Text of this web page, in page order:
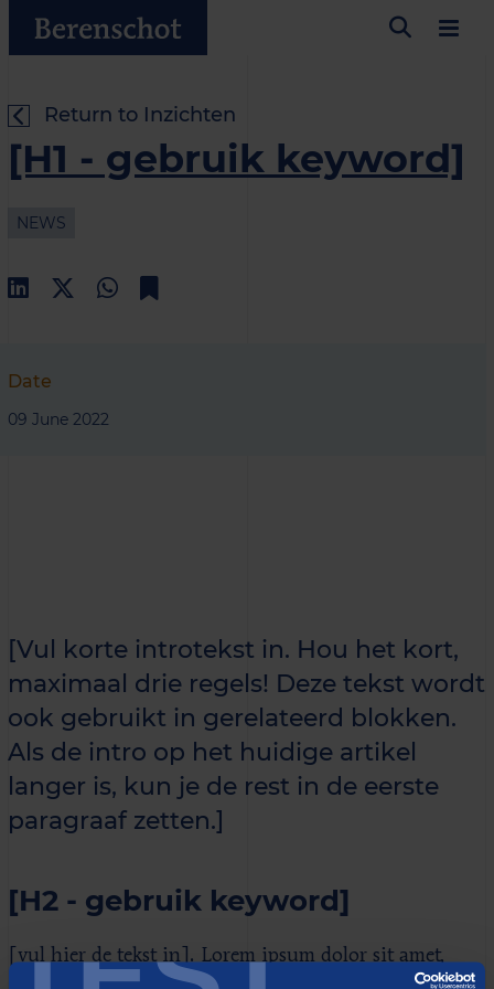
Return to Inzichten
[H1 - gebruik keyword]
NEWS
Date
09 June 2022
[Vul korte introtekst in. Hou het kort,
maximaal drie regels! Deze tekst wordt
ook gebruikt in gerelateerd blokken.
Als de intro op het huidige artikel
langer is, kun je de rest in de eerste
paragraaf zetten.]
[H2 - gebruik keyword]
[vul hier de tekst in]. Lorem ipsum dolor sit amet,